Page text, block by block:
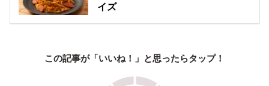
イズ
この記事が「いいね！」と思ったらタップ！